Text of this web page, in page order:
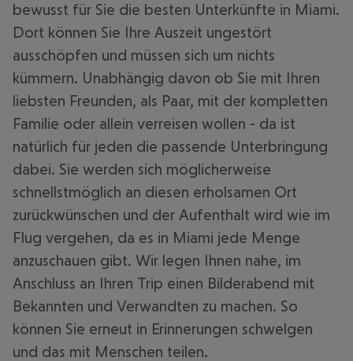
bewusst für Sie die besten Unterkünfte in Miami.
Dort können Sie Ihre Auszeit ungestört
ausschöpfen und müssen sich um nichts
kümmern. Unabhängig davon ob Sie mit Ihren
liebsten Freunden, als Paar, mit der kompletten
Familie oder allein verreisen wollen - da ist
natürlich für jeden die passende Unterbringung
dabei. Sie werden sich möglicherweise
schnellstmöglich an diesen erholsamen Ort
zurückwünschen und der Aufenthalt wird wie im
Flug vergehen, da es in Miami jede Menge
anzuschauen gibt. Wir legen Ihnen nahe, im
Anschluss an Ihren Trip einen Bilderabend mit
Bekannten und Verwandten zu machen. So
können Sie erneut in Erinnerungen schwelgen
und das mit Menschen teilen.